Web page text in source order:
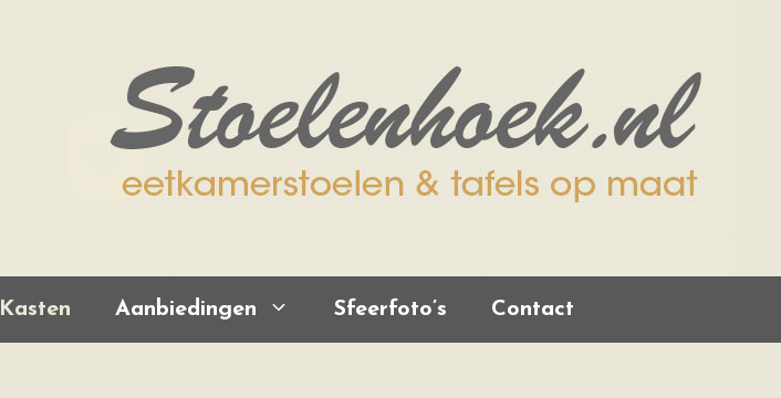
Kasten Aanbiedingen Sfeerfoto’s Contact